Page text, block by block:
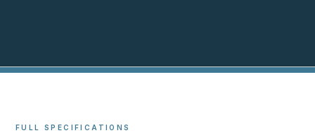
FULL SPECIFICATIONS